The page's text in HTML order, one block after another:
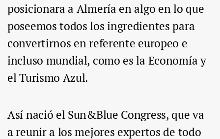
posicionara a Almería en algo en lo que
poseemos todos los ingredientes para
convertirnos en referente europeo e
incluso mundial, como es la Economía y
el Turismo Azul.
Así nació el Sun&Blue Congress, que va
a reunir a los mejores expertos de todo